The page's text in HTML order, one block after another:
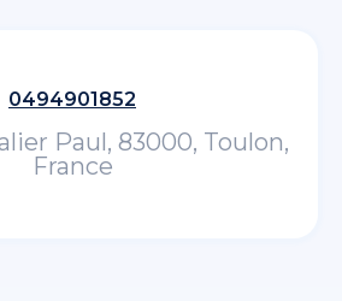
0494901852
Paul, 83000, Toulon,
France